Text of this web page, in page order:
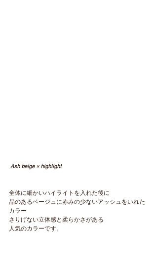
Ash beige × highlight
全体に細かいハイライトを入れた後に
品のあるベージュに赤みの少ないアッシュをいれた
カラー
さりげない立体感と柔らかさがある
人気のカラーです。